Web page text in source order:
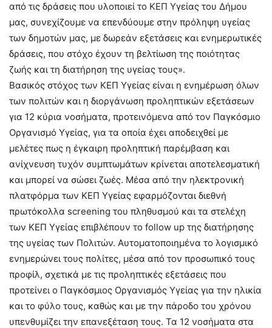
από τις δράσεις που υλοποιεί το ΚΕΠ Υγείας του Δήμου
μας, συνεχίζουμε να επενδύουμε στην πρόληψη υγείας
των δημοτών μας, με δωρεάν εξετάσεις και ενημερωτικές
δράσεις, που στόχο έχουν τη βελτίωση της ποιότητας
ζωής και τη διατήρηση της υγείας τους».
Βασικός στόχος των ΚΕΠ Υγείας είναι η ενημέρωση όλων
των πολιτών και η διοργάνωση προληπτικών εξετάσεων
για 12 κύρια νοσήματα, προτεινόμενα από τον Παγκόσμιο
Οργανισμό Υγείας, για τα οποία έχει αποδειχθεί με
μελέτες πως η έγκαιρη προληπτική παρέμβαση και
ανίχνευση τυχόν συμπτωμάτων κρίνεται αποτελεσματική
και μπορεί να σώσει ζωές. Μέσα από την ηλεκτρονική
πλατφόρμα των ΚΕΠ Υγείας εφαρμόζονται διεθνή
πρωτόκολλα screening του πληθυσμού και τα στελέχη
των ΚΕΠ Υγείας επιβλέπουν το follow up της διατήρησης
της υγείας των Πολιτών. Αυτοματοποιημένα το λογισμικό
ενημερώνει τους πολίτες, μέσα από τον προσωπικό τους
προφίλ, σχετικά με τις προληπτικές εξετάσεις που
προτείνει ο Παγκόσμιος Οργανισμός Υγείας για την ηλικία
και το φύλο τους, καθώς και με την πάροδο του χρόνου
υπενθυμίζει την επανεξέταση τους. Τα 12 νοσήματα στα